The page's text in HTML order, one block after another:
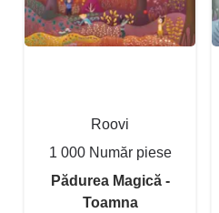
Roovi
1 000 Număr piese
Pădurea Magică -
Toamna